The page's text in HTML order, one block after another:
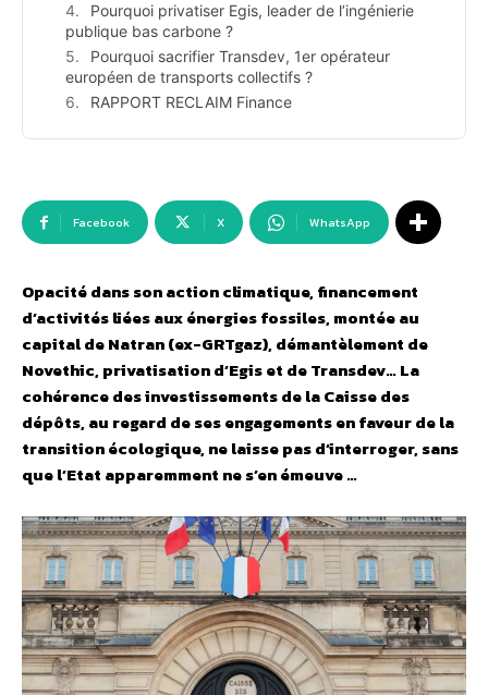
Pourquoi privatiser Egis, leader de l’ingénierie
publique bas carbone ?
Pourquoi sacrifier Transdev, 1er opérateur
européen de transports collectifs ?
RAPPORT RECLAIM Finance
Facebook X WhatsApp
Opacité dans son action climatique, financement
d’activités liées aux énergies fossiles, montée au
capital de Natran (ex-GRTgaz), démantèlement de
Novethic, privatisation d’Egis et de Transdev… La
cohérence des investissements de la Caisse des
dépôts, au regard de ses engagements en faveur de la
transition écologique, ne laisse pas d’interroger, sans
que l’Etat apparemment ne s’en émeuve …